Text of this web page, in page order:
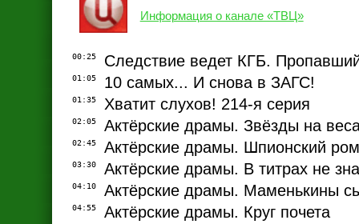
Информация о канале «ТВЦ»
00:25 Следствие ведет КГБ.
01:05 10 самых... И снова в ЗАГС!
01:35 Хватит слухов! 214-я серия
02:05 Актёрские драмы. Звёзды на
02:45 Актёрские драмы. Шпионский
03:30 Актёрские драмы. В титрах не
04:10 Актёрские драмы. Маменькины
04:55 Актёрские драмы. Круг почета